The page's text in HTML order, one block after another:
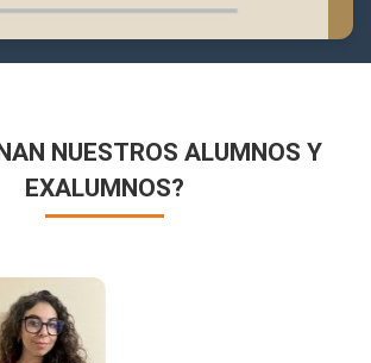
NUESTROS ALUMNOS Y
EXALUMNOS?